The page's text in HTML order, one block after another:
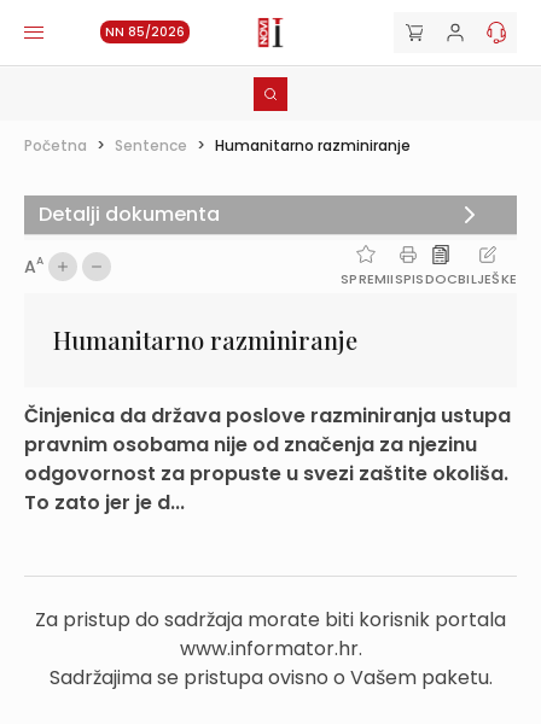
NN 85/2026
Početna > Sentence > Humanitarno razminiranje
AA
SPREMIISPISDOCBILJEŠKE
Humanitarno razminiranje
Činjenica da država poslove razminiranja ustupa
pravnim osobama nije od značenja za njezinu
odgovornost za propuste u svezi zaštite okoliša.
To zato jer je d...
Za pristup do sadržaja morate biti korisnik portala
www.informator.hr.
Sadržajima se pristupa ovisno o Vašem paketu.
Detalji dokumenta